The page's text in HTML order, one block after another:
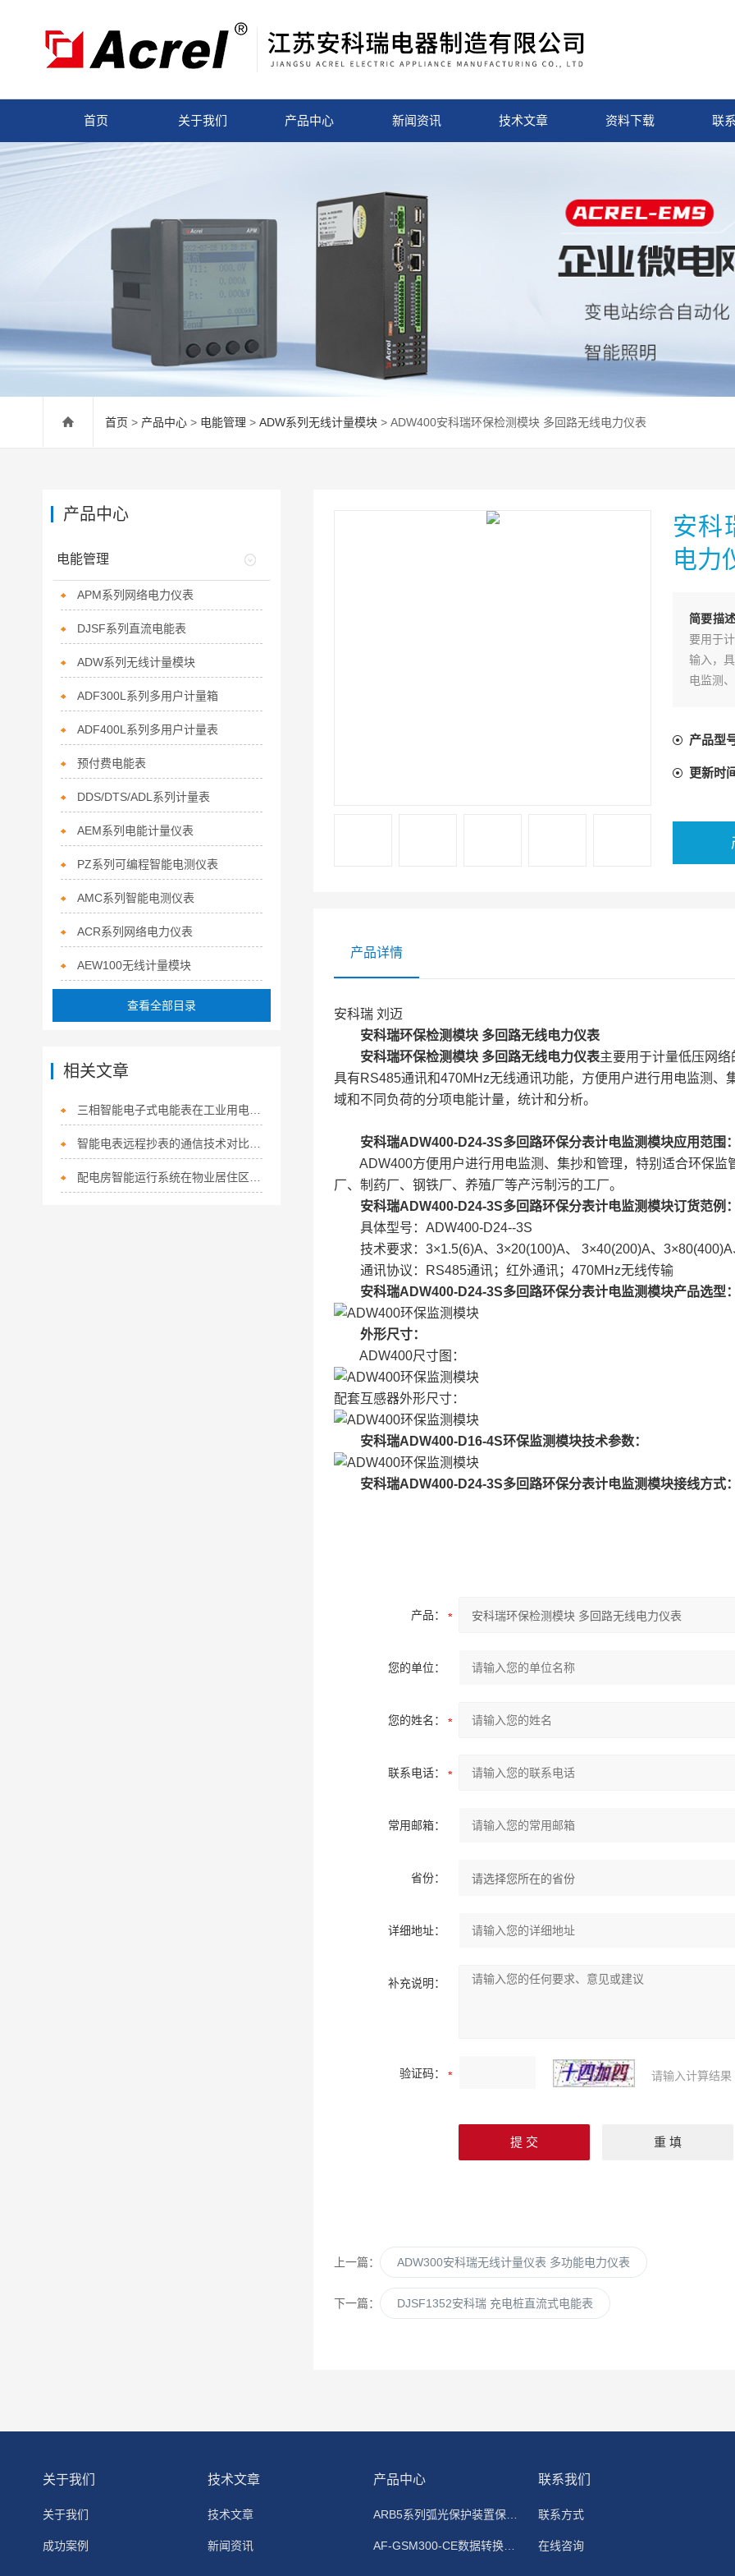
首页 关于我们 产品中心 新闻资讯 技术文章 资料下载 联
首页 > 产品中心 > 电能管理 > ADW系列无线计量模块 > ADW400安科瑞环保检测模块 多回路无线电力仪表
安科
电力
简要描
要用于
输入，
电监测
产品型
更新时
产品详情
安科瑞 刘迈
安科瑞环保检测模块 多回路无线电力仪表
安科瑞环保检测模块 多回路无线电力仪表主要用于计量低压网
具有RS485通讯和470MHz无线通讯功能，方便用户进行用电监测、
域和不同负荷的分项电能计量，统计和分析。
安科瑞ADW400-D24-3S多回路环保分表计电监测模块应用范围
ADW400方便用户进行用电监测、集抄和管理，特别适合环保监
厂、制药厂、钢铁厂、养殖厂等产污制污的工厂。
安科瑞ADW400-D24-3S多回路环保分表计电监测模块订货范例
具体型号：ADW400-D24--3S
技术要求：3×1.5(6)A、3×20(100)A、 3×40(200)A、3×80(400)A
通讯协议：RS485通讯；红外通讯；470MHz无线传输
安科瑞ADW400-D24-3S多回路环保分表计电监测模块产品选型
外形尺寸：
ADW400尺寸图：
配套互感器外形尺寸：
安科瑞ADW400-D16-4S环保监测模块技术参数：
安科瑞ADW400-D24-3S多回路环保分表计电监测模块接线方式
产品：
您的单位：
您的姓名：
联系电话：
常用邮箱：
省份：
详细地址：
补充说明：
验证码： 请输入计算结
上一篇： ADW300安科瑞无线计量仪表 多功能电力仪表
下一篇： DJSF1352安科瑞 充电桩直流式电能表
产品中心
电能管理
APM系列网络电力仪表
DJSF系列直流电能表
ADW系列无线计量模块
ADF300L系列多用户计量箱
ADF400L系列多用户计量表
预付费电能表
DDS/DTS/ADL系列计量表
AEM系列电能计量仪表
PZ系列可编程智能电测仪表
AMC系列智能电测仪表
ACR系列网络电力仪表
AEW100无线计量模块
查看全部目录
相关文章
三相智能电子式电能表在工业用电计量中的高精度与多功能优势
关于我们
关于我们
成功案例
技术文章
技术文章
新闻资讯
产品中心
ARB5系列弧光保护装置保护功能原理
AF-GSM300-CE数据转换模块
联系我们
联系方式
在线咨询